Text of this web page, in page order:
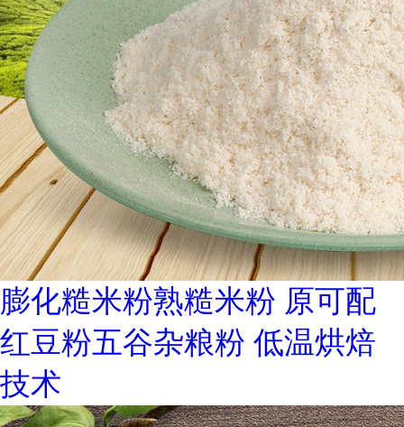
膨化糙米粉熟糙米粉 原可配
红豆粉五谷杂粮粉 低温烘焙
技术